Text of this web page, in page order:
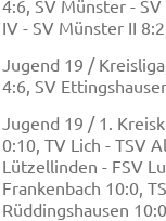
4:6, SV Münster -
IV - SV Münster II
Jugend 19 /
4:6, SV
Jugend 19 / 1.
0:10, TV Lich - TSV
Lützellinden - FSV
Frankenbach 10:0,
Rüddingshausen 10:0